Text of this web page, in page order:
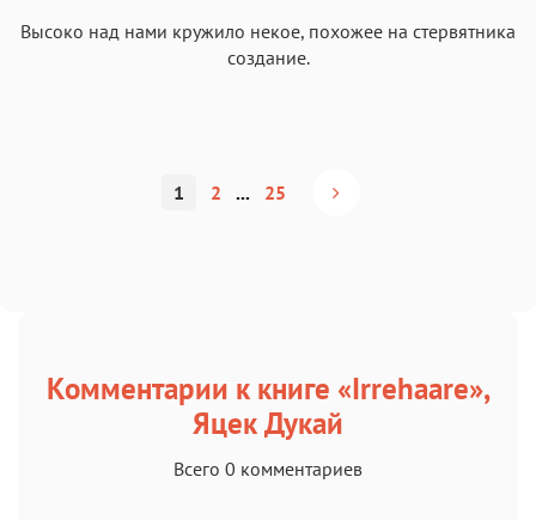
Высоко над нами кружило некое, похожее на стервятника
создание.
1 2 ... 25
Комментарии к книге «Irrehaare»,
Яцек Дукай
Всего 0 комментариев